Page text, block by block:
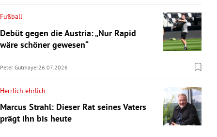
Fußball
Debüt gegen die Austria: „Nur Rapid
wäre schöner gewesen“
Peter Gutmayer26.07.2026
Herrlich ehrlich
Marcus Strahl: Dieser Rat seines Vaters
prägt ihn bis heute